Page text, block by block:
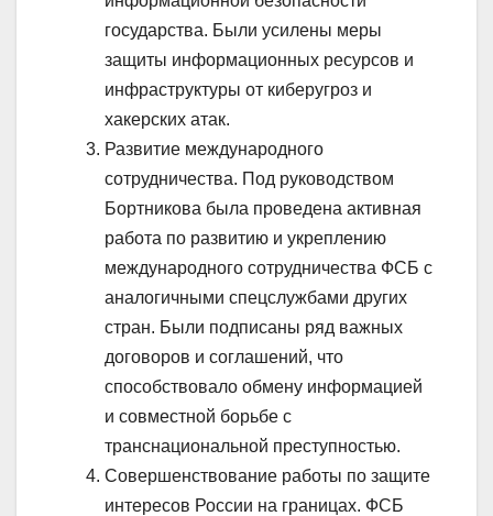
государства. Были усилены меры
защиты информационных ресурсов и
инфраструктуры от киберугроз и
хакерских атак.
Развитие международного
сотрудничества. Под руководством
Бортникова была проведена активная
работа по развитию и укреплению
международного сотрудничества ФСБ с
аналогичными спецслужбами других
стран. Были подписаны ряд важных
договоров и соглашений, что
способствовало обмену информацией
и совместной борьбе с
транснациональной преступностью.
Совершенствование работы по защите
интересов России на границах. ФСБ